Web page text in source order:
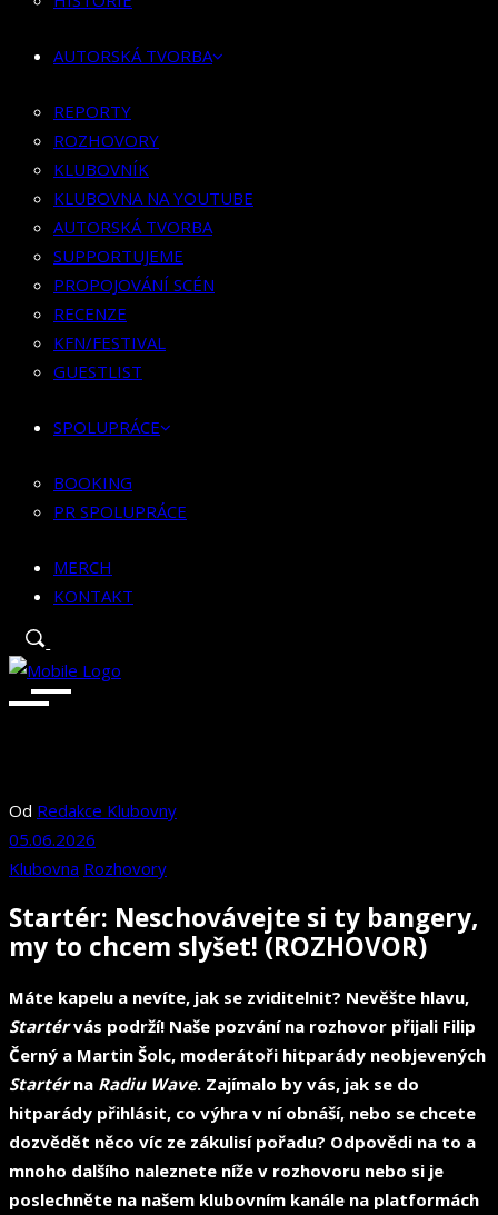
KLUBOVNA NA YOUTUBE
SUPPORTUJEME
PROPOJOVÁNÍ SCÉN
RECENZE
KFN/FESTIVAL
GUESTLIST
SPOLUPRÁCE
BOOKING
PR SPOLUPRÁCE
MERCH
AUTORSKÁ TVORBA
REPORTY
ROZHOVORY
KLUBOVNÍK
KLUBOVNA NA YOUTUBE
AUTORSKÁ TVORBA
SUPPORTUJEME
PROPOJOVÁNÍ SCÉN
RECENZE
KFN/FESTIVAL
GUESTLIST
SPOLUPRÁCE
BOOKING
PR SPOLUPRÁCE
MERCH
KONTAKT
Od Redakce Klubovny
05.06.2026
Klubovna Rozhovory
Startér: Neschovávejte si ty bangery,
my to chcem slyšet! (ROZHOVOR)
Máte kapelu a nevíte, jak se zviditelnit? Nevěšte hlavu,
Startérvás podrží! Naše pozvání na rozhovor přijali Filip
Černý a Martin Šolc, moderátoři hitparády neobjevených
Startérna Radiu Wave. Zajímalo by vás, jak se do
hitparády přihlásit, co výhra v ní obnáší, nebo se chcete
dozvědět něco víc ze zákulisí pořadu? Odpovědi na to a
mnoho dalšího naleznete níže v rozhovoru nebo si je
poslechněte na našem klubovním kanále na platformách